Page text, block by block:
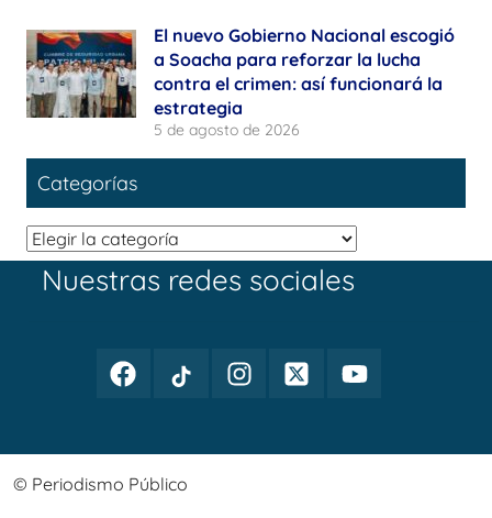
El nuevo Gobierno Nacional escogió
a Soacha para reforzar la lucha
contra el crimen: así funcionará la
estrategia
5 de agosto de 2026
Categorías
Categorías
Nuestras redes sociales
FacebookTikTok
InstagramTwitterYoutube
© Periodismo Público